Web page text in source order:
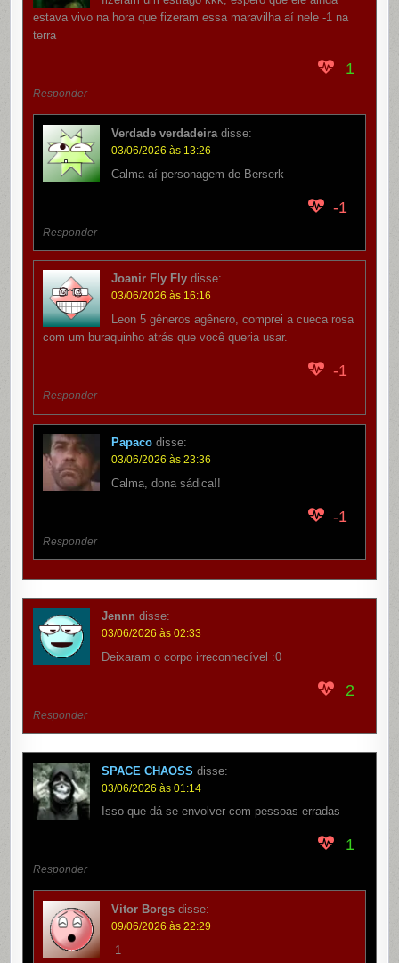
estava vivo na hora que fizeram essa maravilha aí nele -1 na
terra
1
Responder
Verdade verdadeira disse:
03/06/2026 às 13:26
Calma aí personagem de Berserk
-1
Responder
Joanir Fly Fly disse:
03/06/2026 às 16:16
Leon 5 gêneros agênero, comprei a cueca rosa
com um buraquinho atrás que você queria usar.
-1
Responder
Papaco disse:
03/06/2026 às 23:36
Calma, dona sádica!!
-1
Responder
Jennn disse:
03/06/2026 às 02:33
Deixaram o corpo irreconhecível :0
2
Responder
SPACE CHAOSS disse:
03/06/2026 às 01:14
Isso que dá se envolver com pessoas erradas
1
Responder
Vitor Borgs disse:
09/06/2026 às 22:29
-1